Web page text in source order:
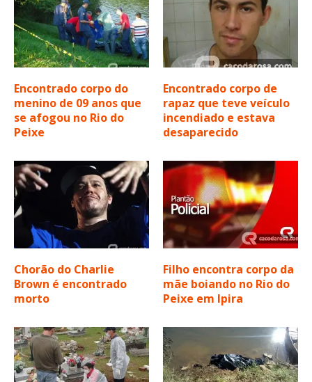
Encontrado corpo do
menino de 09 anos que
se afogou no Rio do
Peixe
Encontrado corpo de
rapaz que teve veículo
incendiado e estava
desaparecido
Chorão do Charlie
Brown é encontrado
morto
Filho encontra corpo da
mãe boiando no Rio do
Peixe em Ipira